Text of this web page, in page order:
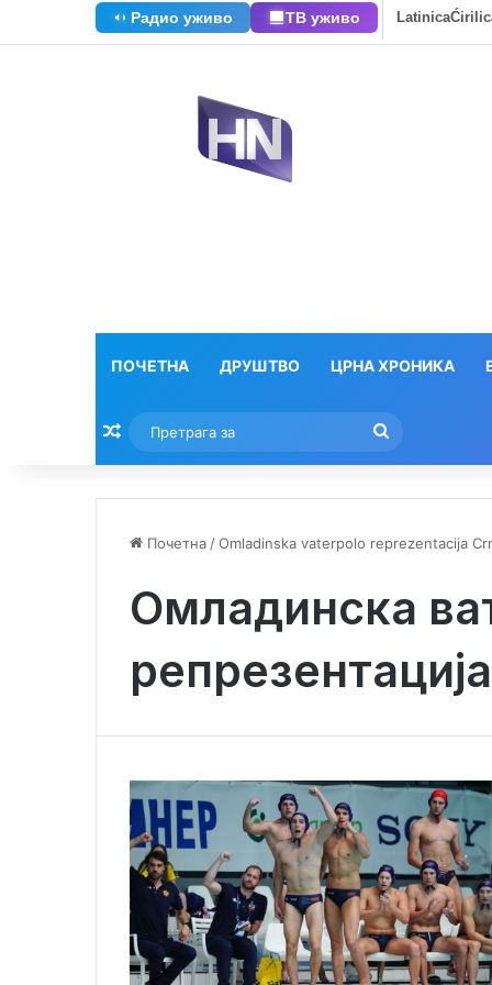
Радио уживо ТВ уживо Latinica
ПОЧЕТНА ДРУШТВО ЦРНА ХРОНИКА
Насумични текстови
за
Почетна /Omladinska vaterpolo reprezentacija
Омладинска